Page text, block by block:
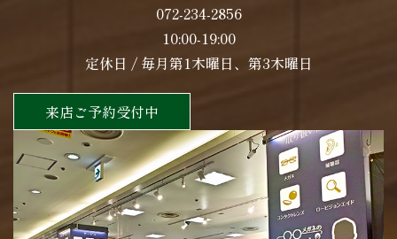
072-234-2856
10:00-19:00
定休日 / 毎月第1木曜日、第3木曜日
来店ご予約受付中